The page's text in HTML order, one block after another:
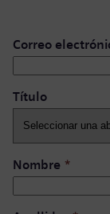
Correo
Título ​
Nombre *